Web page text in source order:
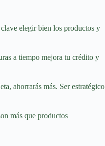
elegir bien los productos y
a tiempo mejora tu crédito y
ahorrarás más. Ser estratégico
más que productos